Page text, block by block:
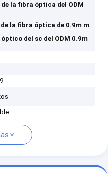
la fibra óptica del ODM
la fibra óptica de 0.9m m
del sc del ODM 0.9m